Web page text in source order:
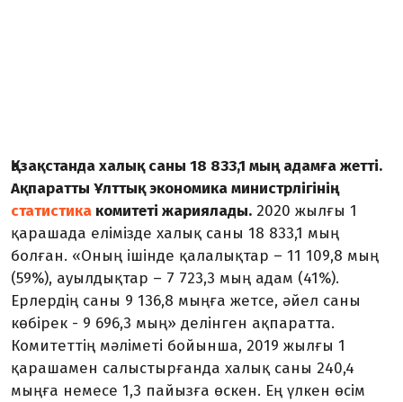
Қазақстанда халық саны 18 833,1 мың адамға жетті.
Ақпаратты Ұлттық экономика министрлігінің
статистика комитеті жариялады. 2020 жылғы 1
қарашада елімізде халық саны 18 833,1 мың
болған. «Оның ішінде қалалықтар – 11 109,8 мың
(59%), ауылдықтар – 7 723,3 мың адам (41%).
Ерлердің саны 9 136,8 мыңға жетсе, әйел саны
көбірек - 9 696,3 мың» делінген ақпаратта.
Комитеттің мәліметі бойынша, 2019 жылғы 1
қарашамен салыстырғанда халық саны 240,4
мыңға немесе 1,3 пайызға өскен. Ең үлкен өсім